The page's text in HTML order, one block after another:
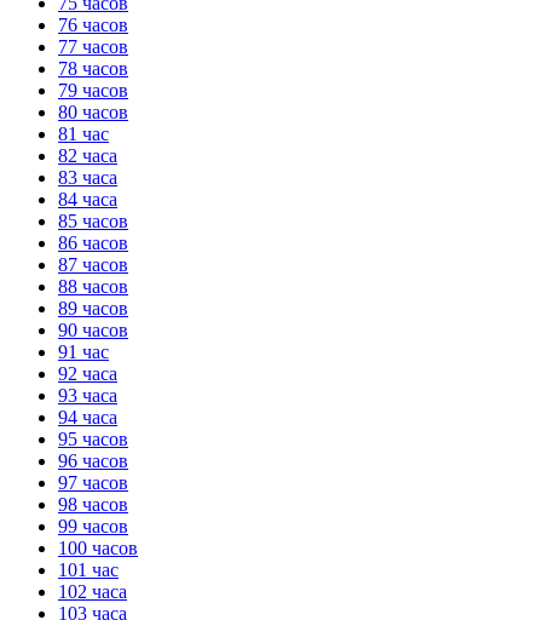
76 часов
77 часов
78 часов
79 часов
80 часов
81 час
82 часа
83 часа
84 часа
85 часов
86 часов
87 часов
88 часов
89 часов
90 часов
91 час
92 часа
93 часа
94 часа
95 часов
96 часов
97 часов
98 часов
99 часов
100 часов
101 час
102 часа
103 часа